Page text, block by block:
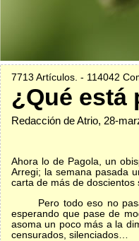
7713 Artículos. - 114042
¿Qué está
Redacción de Atrio, 28-
Ahora lo de Pagola, un
Arregi; la semana pasada
carta de más de
Pero todo eso no pasa
esperando que pase de
asoma un poco más a la
censurados, silenciados…